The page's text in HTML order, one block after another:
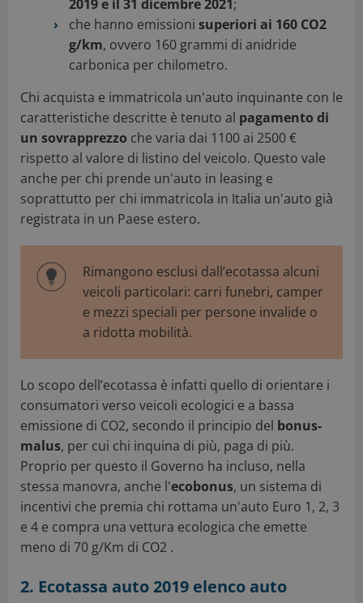
2019 e il 31 dicembre 2021 ;
che hanno emissioni superiori ai 160 CO2
g/km, ovvero 160 grammi di anidride
carbonica per chilometro.
Chi acquista e immatricola un'auto inquinante con le
caratteristiche descritte è tenuto al pagamento di
un sovrapprezzo che varia dai 1100 ai 2500 €
rispetto al valore di listino del veicolo. Questo vale
anche per chi prende un'auto in leasing e
soprattutto per chi immatricola in Italia un'auto già
registrata in un Paese estero.
Rimangono esclusi dall’ecotassa alcuni
veicoli particolari: carri funebri, camper
e mezzi speciali per persone invalide o
a ridotta mobilità.
Lo scopo dell’ecotassa è infatti quello di orientare i
consumatori verso veicoli ecologici e a bassa
emissione di CO2, secondo il principio del bonus-
malus, per cui chi inquina di più, paga di più.
Proprio per questo il Governo ha incluso, nella
stessa manovra, anche l'ecobonus, un sistema di
incentivi che premia chi rottama un'auto Euro 1, 2, 3
e 4 e compra una vettura ecologica che emette
meno di 70 g/Km di CO2 .
2. Ecotassa auto 2019 elenco auto